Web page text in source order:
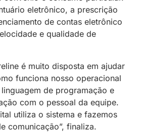
eletrônico, a prescrição
de contas eletrônico
e qualidade de
é muito disposta em ajudar
funciona nosso operacional
de programação e
com o pessoal da equipe.
utiliza o sistema e fazemos
comunicação”, finaliza.